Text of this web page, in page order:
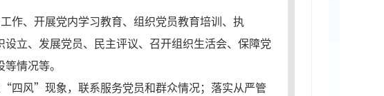
作、开展党内学习教育、组织党员教育培训、执
立、发展党员、民主评议、召开组织生活会、保障党
情况等。
四风”现象，联系服务党员和群众情况；落实从严管